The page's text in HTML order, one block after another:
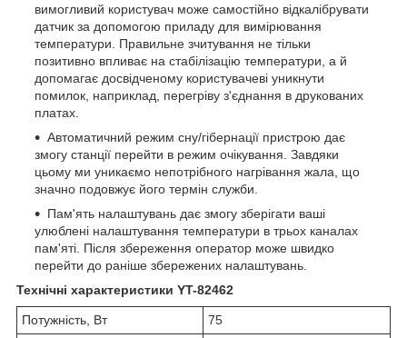
вимогливий користувач може самостійно відкалібрувати
датчик за допомогою приладу для вимірювання
температури. Правильне зчитування не тільки
позитивно впливає на стабілізацію температури, а й
допомагає досвідченому користувачеві уникнути
помилок, наприклад, перегріву з'єднання в друкованих
платах.
Автоматичний режим сну/гібернації пристрою дає
змогу станції перейти в режим очікування. Завдяки
цьому ми уникаємо непотрібного нагрівання жала, що
значно подовжує його термін служби.
Пам'ять налаштувань дає змогу зберігати ваші
улюблені налаштування температури в трьох каналах
пам'яті. Після збереження оператор може швидко
перейти до раніше збережених налаштувань.
Технічні характеристики YT-82462
Потужність, Вт
75